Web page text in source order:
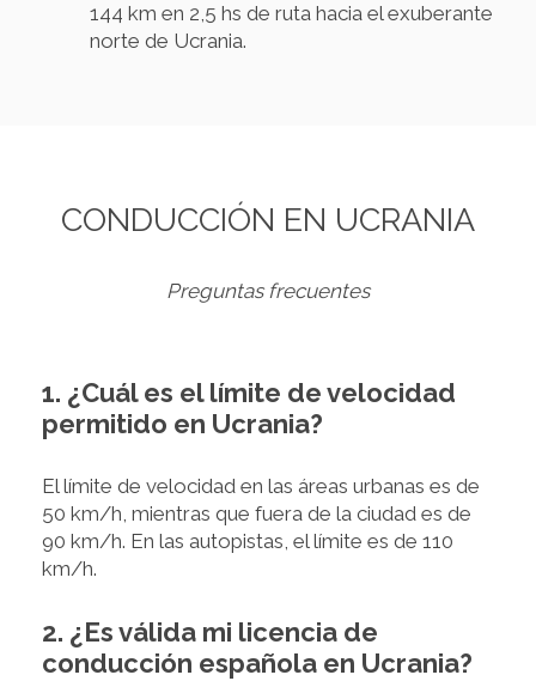
144 km en 2,5 hs de ruta hacia el exuberante
norte de Ucrania.
CONDUCCIÓN EN UCRANIA
Preguntas frecuentes
1. ¿Cuál es el límite de velocidad
permitido en Ucrania?
El límite de velocidad en las áreas urbanas es de
50 km/h, mientras que fuera de la ciudad es de
90 km/h. En las autopistas, el límite es de 110
km/h.
2. ¿Es válida mi licencia de
conducción española en Ucrania?